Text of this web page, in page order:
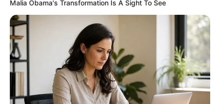
Malia Obama's Transformation Is A Sight To See